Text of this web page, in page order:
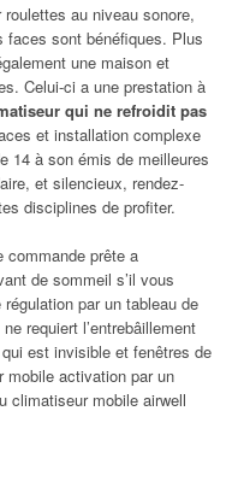
au niveau sonore,
sont bénéfiques. Plus
une maison et
Celui-ci a une prestation à
qui ne refroidit pas
et installation complexe
14 à son émis de meilleures
et silencieux, rendez-
disciplines de profiter.
commande prête a
de sommeil s’il vous
par un tableau de
requiert l’entrebâillement
est invisible et fenêtres de
mobile activation par un
climatiseur mobile airwell